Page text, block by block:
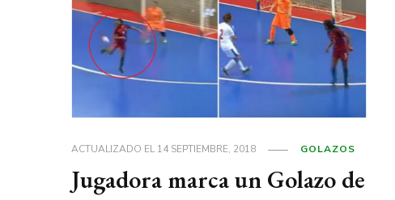
ACTUALIZADO EL14 SEPTIEMBRE, 2018 GOLAZOS
Jugadora marca un Golazo de